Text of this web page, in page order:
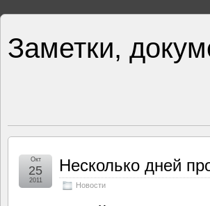
Заметки,
Несколько дней
Новости
Окт
25
2011